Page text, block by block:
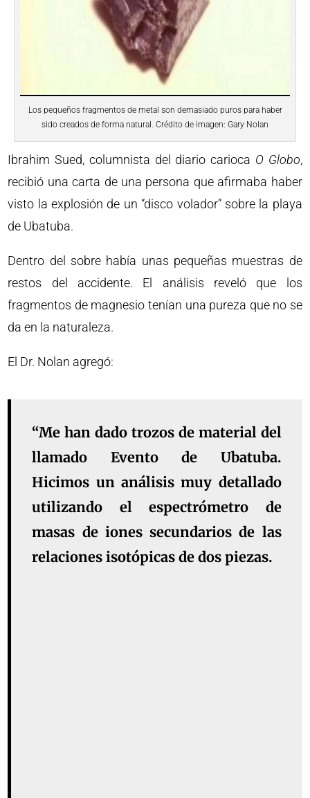
Los pequeños fragmentos de metal son demasiado puros para haber
sido creados de forma natural. Crédito de imagen: Gary Nolan
Ibrahim Sued, columnista del diario carioca O Globo,
recibió una carta de una persona que afirmaba haber
visto la explosión de un “disco volador” sobre la playa
de Ubatuba.
Dentro del sobre había unas pequeñas muestras de
restos del accidente. El análisis reveló que los
fragmentos de magnesio tenían una pureza que no se
da en la naturaleza.
El Dr. Nolan agregó:
“Me han dado trozos de material del
llamado Evento de Ubatuba.
Hicimos un análisis muy detallado
utilizando el espectrómetro de
masas de iones secundarios de las
relaciones isotópicas de dos piezas.